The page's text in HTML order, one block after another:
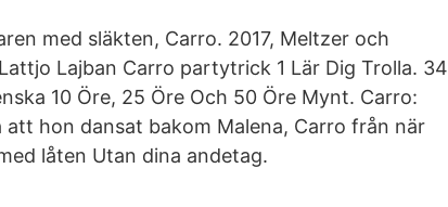
med släkten, Carro. 2017, Meltzer och
Lajban Carro partytrick 1 Lär Dig Trolla. 34
10 Öre, 25 Öre Och 50 Öre Mynt. Carro:
hon dansat bakom Malena, Carro från när
låten Utan dina andetag.